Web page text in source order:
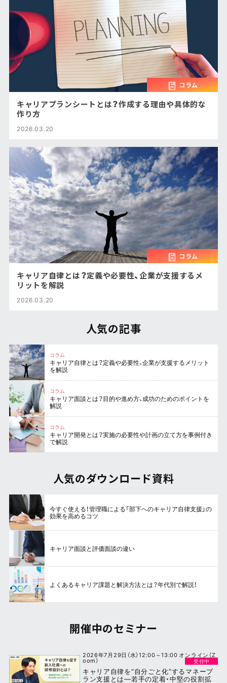
コラム
キャリアプランシートとは？作成する理由や具体的な
作り方
2026.03.20
コラム
キャリア自律とは？定義や必要性、企業が支援するメ
リットを解説
2026.03.20
人気の記事
コラム
キャリア自律とは？定義や必要性、企業が支援するメリット
を解説
コラム
キャリア面談とは？目的や進め方、成功のためのポイントを
解説
コラム
キャリア開発とは？実施の必要性や計画の立て方を事例付き
で解説
人気のダウンロード資料
今すぐ使える！管理職による「部下へのキャリア自律支援」の
効果を高めるコツ
キャリア面談と評価面談の違い
よくあるキャリア課題と解決方法とは？年代別で解説！
開催中のセミナー
2026年7月29日（水）12:00～13:00 オンライン（Z
oom） 受付中
キャリア自律を“自分ごと化”するマネープ
ラン支援とは―若手の定着・中堅の役割拡